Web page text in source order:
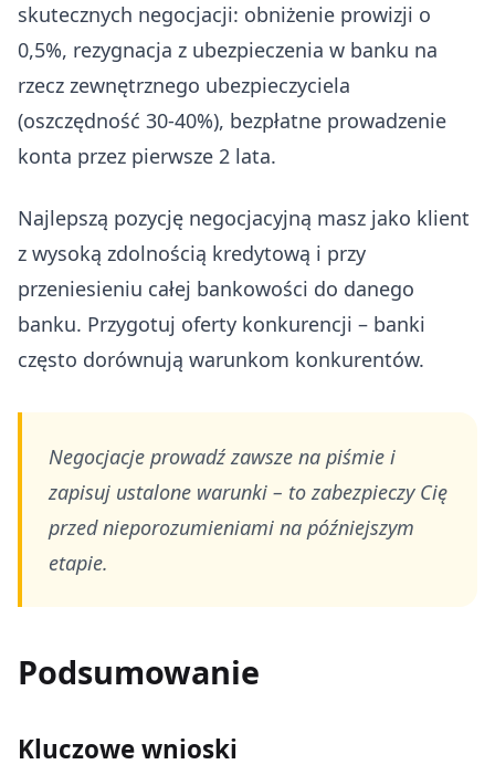
skutecznych negocjacji: obniżenie prowizji o
0,5%, rezygnacja z ubezpieczenia w banku na
rzecz zewnętrznego ubezpieczyciela
(oszczędność 30-40%), bezpłatne prowadzenie
konta przez pierwsze 2 lata.
Najlepszą pozycję negocjacyjną masz jako klient
z wysoką zdolnością kredytową i przy
przeniesieniu całej bankowości do danego
banku. Przygotuj oferty konkurencji – banki
często dorównują warunkom konkurentów.
Negocjacje prowadź zawsze na piśmie i
zapisuj ustalone warunki – to zabezpieczy Cię
przed nieporozumieniami na późniejszym
etapie.
Podsumowanie
Kluczowe wnioski